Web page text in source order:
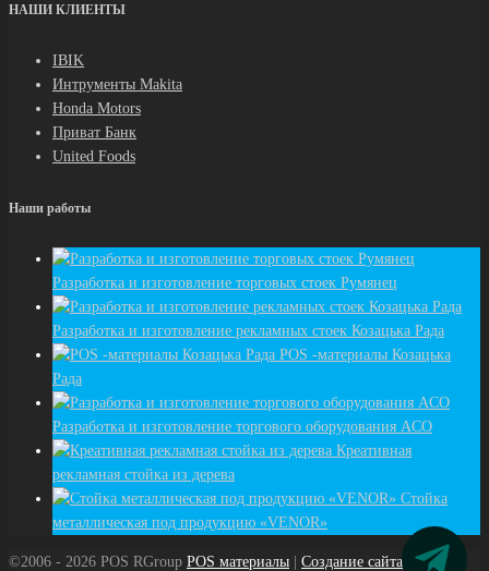
НАШИ КЛИЕНТЫ
IBIK
Интрументы Makita
Honda Motors
Приват Банк
United Foods
Наши работы
Разработка и изготовление торговых стоек Румянец
Разработка и изготовление рекламных стоек Козацька Рада
POS -материалы Козацька
Рада
Разработка и изготовление торгового оборудования ACO
Креативная
рекламная стойка из дерева
Стойка
металлическая под продукцию «VENOR»
©2006 - 2026 POS RGroup POS материалы | Создание сайта дизайн